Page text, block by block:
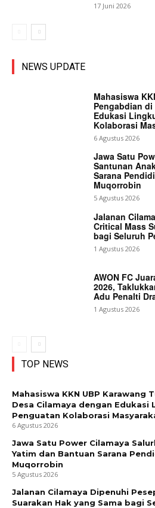
17 Juni 2026
NEWS UPDATE
Mahasiswa
Pengabdian di
Edukasi
Kolaborasi
6 Agustus 2026
Jawa Satu
Santunan
Sarana
Muqorrobin
5 Agustus 2026
Jalanan
Critical Mass
bagi Seluruh
1 Agustus 2026
AWON FC
2026,
Adu Penalti
1 Agustus 2026
TOP NEWS
Mahasiswa KKN UBP Karawang
Desa Cilamaya dengan Edukasi
Penguatan Kolaborasi
6 Agustus 2026
Jawa Satu Power Cilamaya
Yatim dan Bantuan Sarana
Muqorrobin
5 Agustus 2026
Jalanan Cilamaya Dipenuhi
Suarakan Hak yang Sama bagi